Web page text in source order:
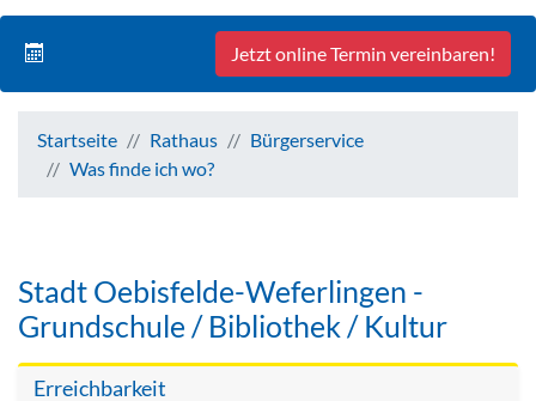
Jetzt online Termin vereinbaren!
Startseite Rathaus
Bürgerservice
Was finde ich wo?
Stadt Oebisfelde-Weferlingen -
Grundschule / Bibliothek / Kultur
Erreichbarkeit